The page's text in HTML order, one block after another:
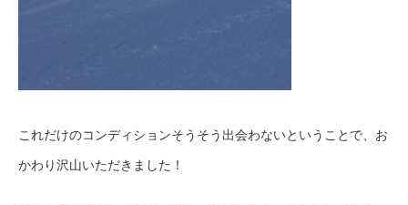
これだけのコンディションそうそう出会わないということで、お
かわり沢山いただきました！